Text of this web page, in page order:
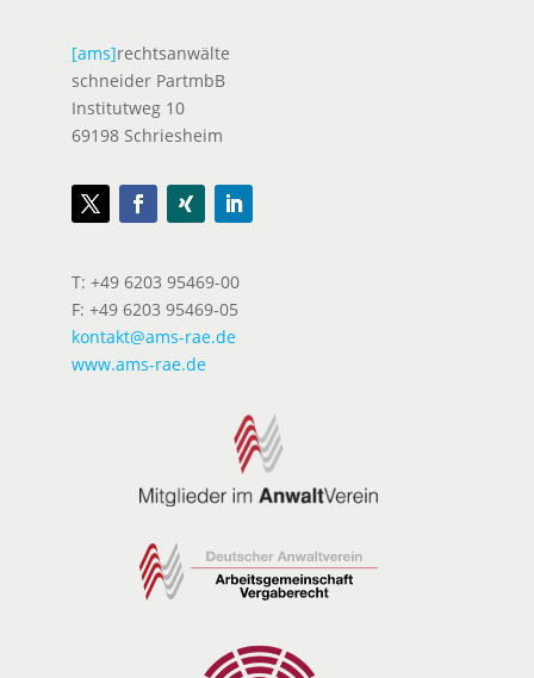
[ams]rechtsanwälte
schneider PartmbB
Institutweg 10
69198 Schriesheim
T: +49 6203 95469-00
F: +49 6203 95469-05
kontakt@ams-rae.de
www.ams-rae.de